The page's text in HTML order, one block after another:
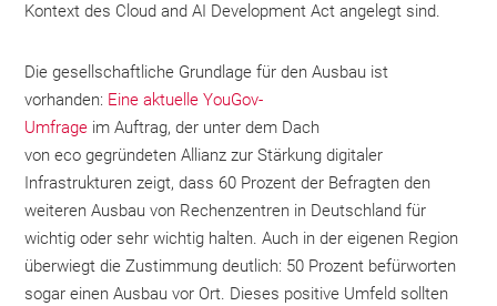
Kontext des Cloud and AI Development Act angelegt sind.
Die gesellschaftliche Grundlage für den Ausbau ist
vorhanden: Eine aktuelle YouGov-
Umfrage im Auftrag, der unter dem Dach
von eco gegründeten Allianz zur Stärkung digitaler
Infrastrukturen zeigt, dass 60 Prozent der Befragten den
weiteren Ausbau von Rechenzentren in Deutschland für
wichtig oder sehr wichtig halten. Auch in der eigenen Region
überwiegt die Zustimmung deutlich: 50 Prozent befürworten
sogar einen Ausbau vor Ort. Dieses positive Umfeld sollten